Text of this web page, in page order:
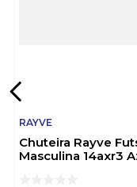
RAYVE
Chuteira Rayve
Masculina 14axr3